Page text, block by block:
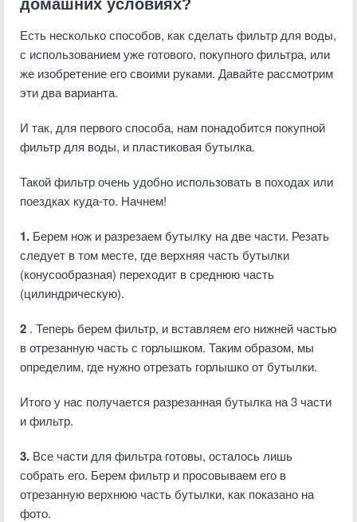
домашних условиях?
Есть несколько способов, как сделать фильтр для воды,
с использованием уже готового, покупного фильтра, или
же изобретение его своими руками. Давайте рассмотрим
эти два варианта.
И так, для первого способа, нам понадобится покупной
фильтр для воды, и пластиковая бутылка.
Такой фильтр очень удобно использовать в походах или
поездках куда-то. Начнем!
1. Берем нож и разрезаем бутылку на две части. Резать
следует в том месте, где верхняя часть бутылки
(конусообразная) переходит в среднюю часть
(цилиндрическую).
2 . Теперь берем фильтр, и вставляем его нижней частью
в отрезанную часть с горлышком. Таким образом, мы
определим, где нужно отрезать горлышко от бутылки.
Итого у нас получается разрезанная бутылка на 3 части
и фильтр.
3. Все части для фильтра готовы, осталось лишь
собрать его. Берем фильтр и просовываем его в
отрезанную верхнюю часть бутылки, как показано на
фото.